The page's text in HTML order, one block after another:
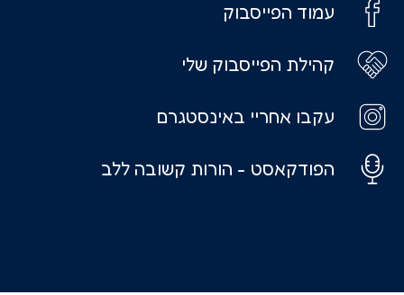
עמוד הפייסבוק
קהילת הפייסבוק שלי
עקבו אחריי באינסטגרם
הפודקאסט - הורות קשובה ללב